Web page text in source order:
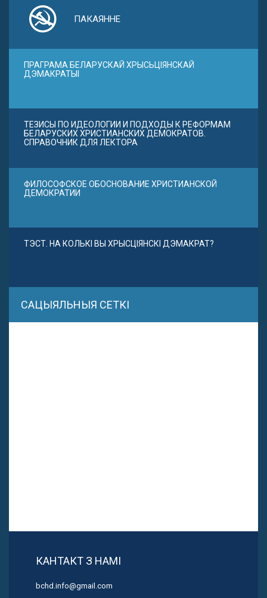
ПАКАЯННЕ
ПРАГРАМА БЕЛАРУСКАЙ ХРЫСЬЦІЯНСКАЙ
ДЭМАКРАТЫІ
ТЕЗИСЫ ПО ИДЕОЛОГИИ И ПОДХОДЫ К РЕФОРМАМ
БЕЛАРУСКИХ ХРИСТИАНСКИХ ДЕМОКРАТОВ.
СПРАВОЧНИК ДЛЯ ЛЕКТОРА
ФИЛОСОФСКОЕ ОБОСНОВАНИЕ ХРИСТИАНСКОЙ
ДЕМОКРАТИИ
ТЭСТ. НА КОЛЬКІ ВЫ ХРЫСЦІЯНСКІ ДЭМАКРАТ?
САЦЫЯЛЬНЫЯ СЕТКІ
КАНТАКТ З НАМІ
bchd.info@gmail.com